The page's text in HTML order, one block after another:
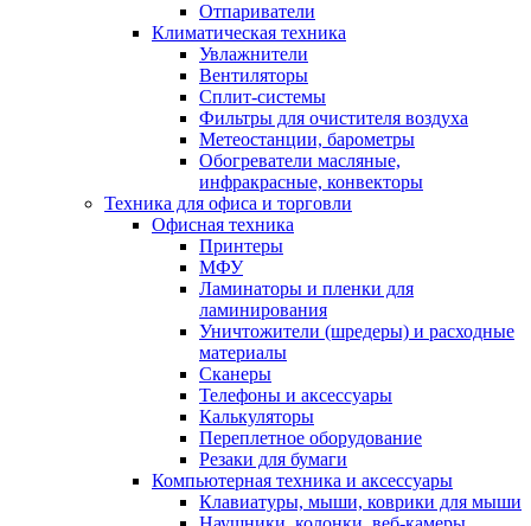
Отпариватели
Климатическая техника
Увлажнители
Вентиляторы
Сплит-системы
Фильтры для очистителя воздуха
Метеостанции, барометры
Обогреватели масляные,
инфракрасные, конвекторы
Техника для офиса и торговли
Офисная техника
Принтеры
МФУ
Ламинаторы и пленки для
ламинирования
Уничтожители (шредеры) и расходные
материалы
Сканеры
Телефоны и аксессуары
Калькуляторы
Переплетное оборудование
Резаки для бумаги
Компьютерная техника и аксессуары
Клавиатуры, мыши, коврики для мыши